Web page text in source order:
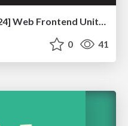
[Next.js Update! 2021/11/24] Web Frontend Unit の立ち上げとリアーキテクチャに際してNext.js を採用したワケ
0 41